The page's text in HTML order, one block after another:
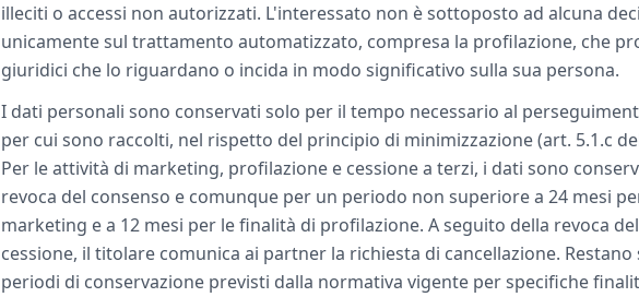
illeciti o accessi non autorizzati. L'interessato non è sottoposto ad alcuna
unicamente sul trattamento automatizzato, compresa la profilazione, che
giuridici che lo riguardano o incida in modo significativo sulla sua persona.
I dati personali sono conservati solo per il tempo necessario al
per cui sono raccolti, nel rispetto del principio di minimizzazione (art. 5.1.c
Per le attività di marketing, profilazione e cessione a terzi, i dati sono
revoca del consenso e comunque per un periodo non superiore a 24 mesi
marketing e a 12 mesi per le finalità di profilazione. A seguito della revoca
cessione, il titolare comunica ai partner la richiesta di cancellazione.
periodi di conservazione previsti dalla normativa vigente per specifiche